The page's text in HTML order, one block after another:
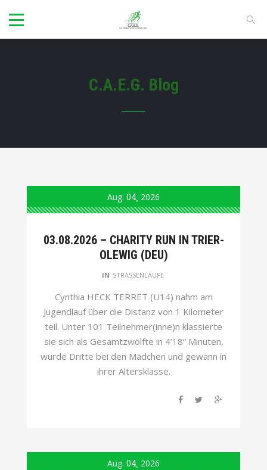
C.A.E.G. Blog
Aug. 04 2026
03.08.2026 – CHARITY RUN IN TRIER-
OLEWIG (DEU)
IN STRASSENLÄUFE
Cynthia HECK TERRET (U14) nahm am
Jugendlauf über die Distanz von 1 Kilometer
teil. Unter 101 Teilnehmer(inne)n klassierte
sie sich als Gesamtzwölfte in 4’18“ Minuten,
wurde Dritte bei den Mädchen und gewann in
ihrer Altersklasse.
Aug. 04 2026